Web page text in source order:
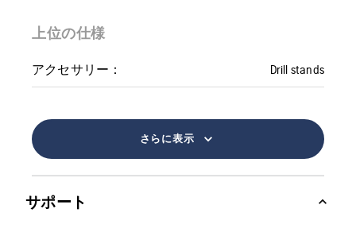
上位の仕様
アクセサリー： Drill stands
さらに表示
サポート